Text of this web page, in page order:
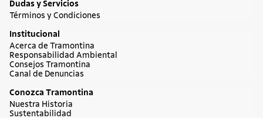
Dudas y Servicios
Términos y Condiciones
Institucional
Acerca de Tramontina
Responsabilidad Ambiental
Consejos Tramontina
Canal de Denuncias
Conozca Tramontina
Nuestra Historia
Sustentabilidad